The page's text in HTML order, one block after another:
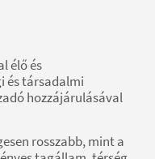
élő és
és társadalmi
hozzájárulásával
rosszabb, mint a